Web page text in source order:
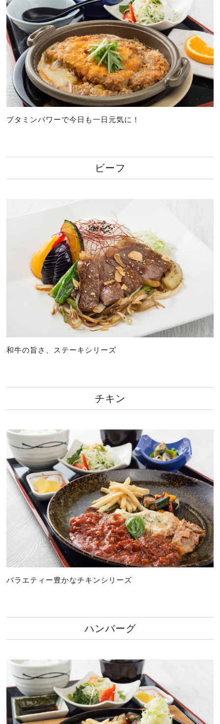
ブタミンパワーで今日も一日元気に！
ビーフ
和牛の旨さ、ステーキシリーズ
チキン
バラエティー豊かなチキンシリーズ
ハンバーグ